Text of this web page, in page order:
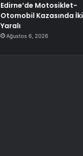
Edirne’de Motosiklet-
Otomobil Kazasında İki
Yaralı
Ağustos 6, 2026